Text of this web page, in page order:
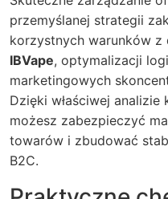
przemyślanej strategii
korzystnych warunków
IBVape, optymalizacji
marketingowych
Dzięki właściwej
możesz zabezpieczyć
towarów i zbudować
B2C.